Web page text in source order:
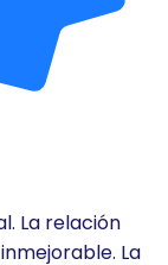
La relación
La